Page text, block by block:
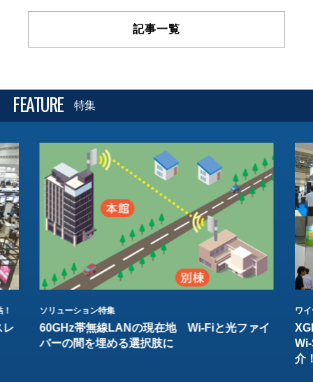
記事一覧
FEATURE 特集
レ
ソリューション特集
60GHz帯無線LANの現在地 Wi-Fiと光ファイ
バーの間を埋める選択肢に
ワ
介